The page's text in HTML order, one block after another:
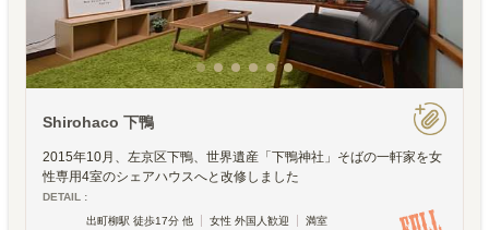
Shirohaco 下鴨
2015年10月、左京区下鴨、世界遺産「下鴨神社」そばの一軒家を女
性専用4室のシェアハウスへと改修しました
DETAIL :
出町柳駅 徒歩17分 他
女性 外国人歓迎 満室